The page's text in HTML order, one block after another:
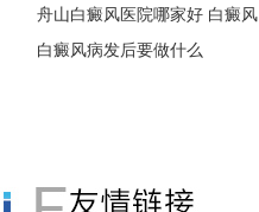
舟山白癜风医院哪家好 白癜风
白癜风病发后要做什么